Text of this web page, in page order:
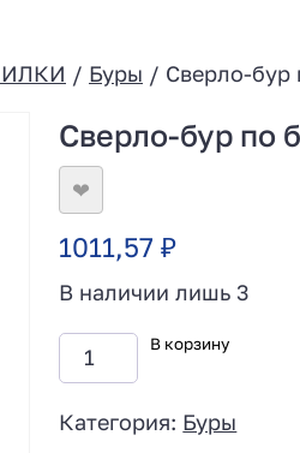
/ Буры / Сверло-бур
Сверло-бур по
❤
1011,57₽
В наличии лишь 3
В корзину
Категория: Буры